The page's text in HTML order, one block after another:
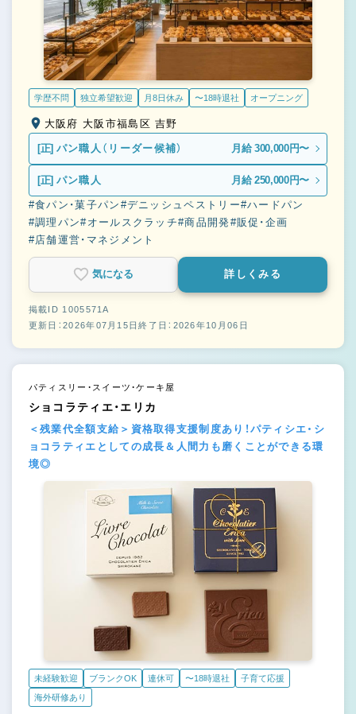
学歴不問 独立希望歓迎 月8日休み 〜18時退社 オープニング
大阪府 大阪市福島区 吉野
[正] パン職人（リーダー候補） 月給 300,000円〜
[正] パン職人 月給 250,000円〜
#食パン・菓子パン #デニッシュペストリー#ハードパン
#調理パン#オールスクラッチ#商品開発#販促・企画
#店舗運営・マネジメント
気になる 詳しくみる
掲載ID 1005571A
更新日：2026年07月15日終了日：2026年10月06日
パティスリー・スイーツ・ケーキ屋
ショコラティエ・エリカ
＜残業代全額支給＞資格取得支援制度あり！パティシエ・シ
ョコラティエとしての成長＆人間力も磨くことができる環
境◎
未経験歓迎 ブランクOK 連休可 〜18時退社
子育て応援
海外研修あり